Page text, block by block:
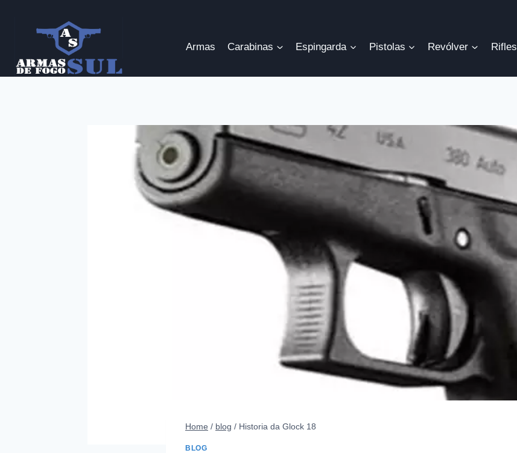
Conteúdo
Armas Carabinas Espingarda Pistolas Revólver Rifles
Home / blog / Historia da Glock 18
BLOG